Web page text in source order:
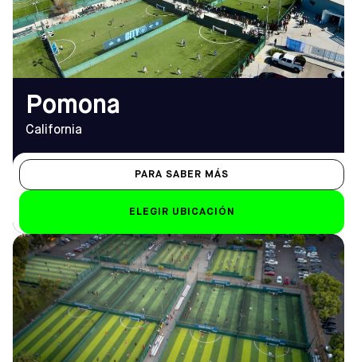
de 8.00 a 22.00 horas
(909) 766-2800
EMAIL
pomona@sofive.com
Pomona
California
PARA SABER MÁS
ELEGIR UBICACIÓN
HORARIO DE
APERTURA
De lunes a viernes
14.00 h - 23.00 h
Sáb-Dom
de 8.00 a 23.00 horas
DIRECCIÓN
9599 Pinehurst Avenue, South
Gate, CA 90280
Cómo llegar
TELÉFONO
(323) 923-4650